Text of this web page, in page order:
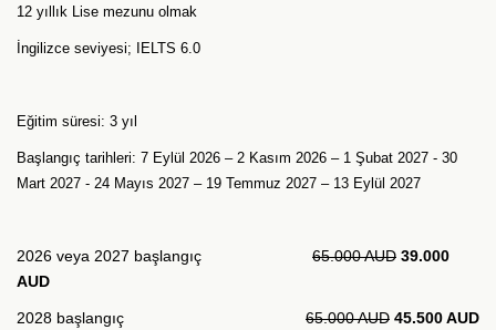
12 yıllık Lise mezunu olmak
İngilizce seviyesi; IELTS 6.0
Eğitim süresi: 3 yıl
Başlangıç tarihleri: 7 Eylül 2026 – 2 Kasım 2026 – 1 Şubat 2027 - 30
Mart 2027 - 24 Mayıs 2027 – 19 Temmuz 2027 – 13 Eylül 2027
2026 veya 2027 başlangıç 65.000 AUD 39.000
AUD
2028 başlangıç 65.000 AUD 45.500 AUD